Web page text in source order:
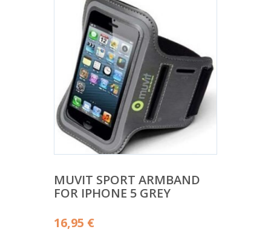
MUVIT SPORT ARMBAND
FOR IPHONE 5 GREY
16,95 €